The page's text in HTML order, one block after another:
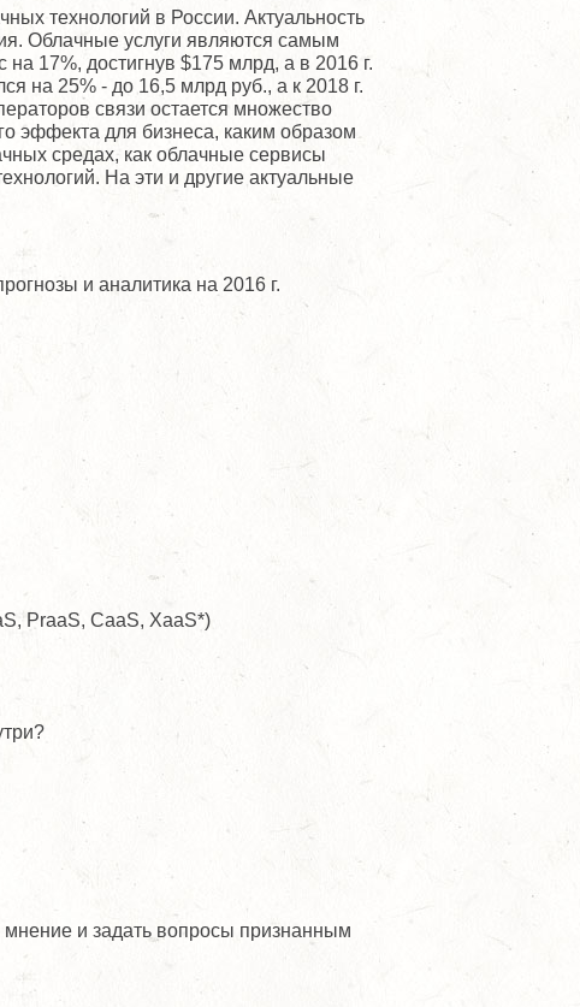
технологий в России. Актуальность
Облачные услуги являются самым
17%, достигнув $175 млрд, а в 2016 г.
на 25% - до 16,5 млрд руб., а к 2018 г.
связи остается множество
эффекта для бизнеса, каким образом
средах, как облачные сервисы
На эти и другие актуальные
и аналитика на 2016 г.
PraaS, CaaS, XaaS*)
мнение и задать вопросы признанным